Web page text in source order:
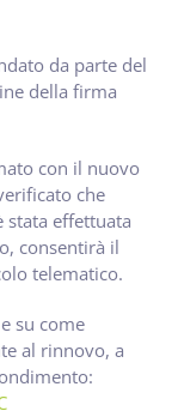
da parte del
della firma
con il nuovo
che
stata effettuata
consentirà il
telematico.
su come
al rinnovo, a